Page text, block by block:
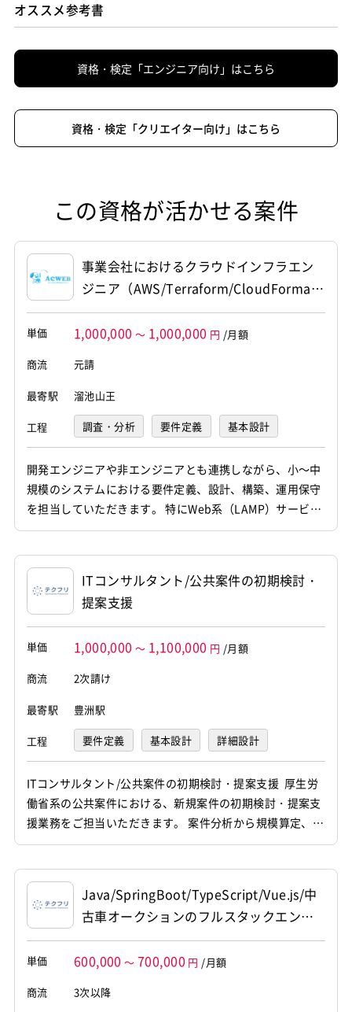
オススメ参考書
資格・検定「エンジニア向け」はこちら
資格・検定「クリエイター向け」はこちら
この資格が活かせる案件
事業会社におけるクラウドインフラエン
ジニア（AWS/Terraform/CloudFormati
on）
単価 1,000,000 ～ 1,000,000 円 /月額
商流
元請
最寄駅 溜池山王
工程 調査・分析 要件定義 基本設計
運用・保守 インフラ構築
開発エンジニアや非エンジニアとも連携しながら、小～中
規模のシステムにおける要件定義、設計、構築、運用保守
を担当していただきます。 特にWeb系（LAMP）サービス
やAWSを活用したインフラの構築・運用経験を活かし、非
ど、安定したシステム運用を支えていただきます。 また、
実装方針の検討やコードレビュー経験がある方を歓迎しま
す。 良い意味で社員...
ITコンサルタント/公共案件の初期検討・
提案支援
単価 1,000,000 ～ 1,100,000 円 /月額
商流
2次請け
最寄駅 豊洲駅
工程 要件定義 基本設計 詳細設計
ITコンサルタント/公共案件の初期検討・提案支援 厚生労
働省系の公共案件における、新規案件の初期検討・提案支
援業務をご担当いただきます。 案件分析から規模算定、見
積検討、提案活動までを一貫して支援し、 複数案件の獲得
っていただく想定です。 ・システム構成、アプリ規模、イ
ンフラ、運用、工数、リスク等の整理および分析 ・AIを活
用...
Java/SpringBoot/TypeScript/Vue.js/中
古車オークションのフルスタックエンジ
ニア
単価 600,000 ～ 700,000 円 /月額
商流
3次以降